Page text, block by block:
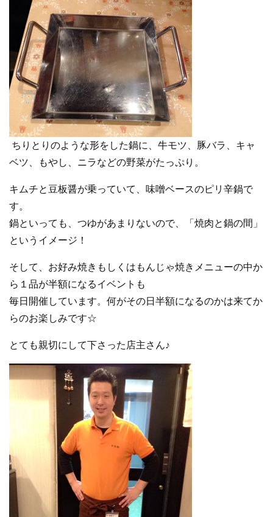
ちりとりのような形をした鍋に、牛モツ、豚バラ、キャ
ベツ、もやし、ニラなどの野菜がたっぷり。
キムチと豆板醤が乗っていて、味噌ベースのピリ辛鍋で
す。
鍋といっても、つゆがあまりないので、「焼肉と鍋の間」
というイメージ！
そして、お好み焼きもしくはもんじゃ焼きメニューの中か
ら１品が半額になるイベントも
毎日開催しています。何がその日半額になるのかは来てか
らのお楽しみです☆
とても親切にして下さった店主さん♪